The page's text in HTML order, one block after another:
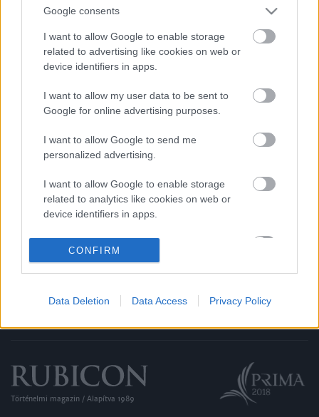
Google consents
I want to allow Google to enable storage
related to advertising like cookies on web or
device identifiers in apps.
I want to allow my user data to be sent to
Google for online advertising purposes.
I want to allow Google to send me
personalized advertising.
I want to allow Google to enable storage
related to analytics like cookies on web or
device identifiers in apps.
I want to allow Google to enable storage
related to functionality of the website or app.
related to personalization.
I want to allow Google to enable storage
user protection.
CONFIRM
Data Deletion Data Access Privacy Policy
Rubicon Próba
Rubicon Intézet
Szerzők
Aktuális lapszám
Aktuális promóciók
Ajándék előfizetés aktiválása
Információ
Hírlevél
Történelmi magazin / Alapítva 1989